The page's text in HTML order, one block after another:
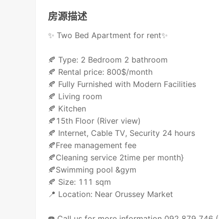
房源描述
✨ Two Bed Apartment for rent✨
🍂 Type: 2 Bedroom 2 bathroom
🍂 Rental price: 800$/month
🍂 Fully Furnished with Modern Facilities
🍂 Living room
🍂 Kitchen
🍂15th Floor (River view)
🍂 Internet, Cable TV, Security 24 hours
🍂Free management fee
🍂Cleaning service 2time per month}
🍂Swimming pool &gym
🍂 Size: 111 sqm
📍 Location: Near Orussey Market